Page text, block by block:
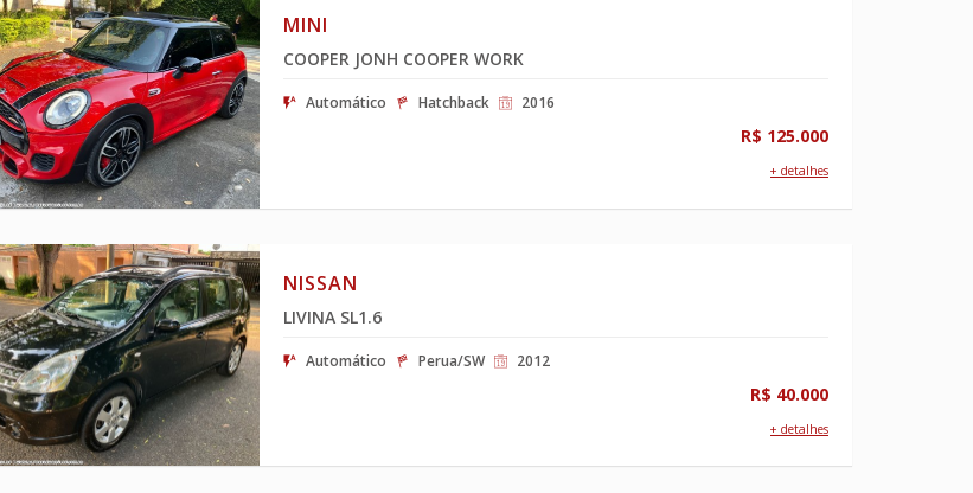
MINI
COOPER JONH COOPER WORK
Automático Hatchback 2016
R$ 125.000
+ detalhes
NISSAN
LIVINA SL1.6
Automático Perua/SW 2012
R$ 40.000
+ detalhes